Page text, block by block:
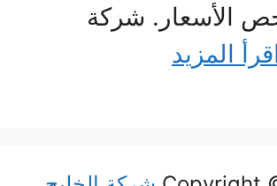
الأسعار. شركة
المزيد